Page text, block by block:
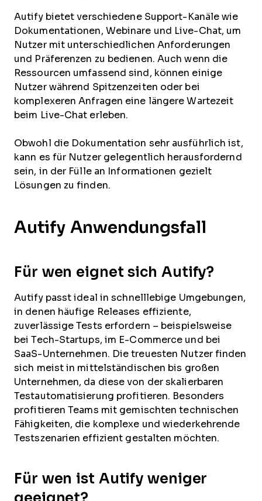
Autify bietet verschiedene Support-Kanäle wie
Dokumentationen, Webinare und Live-Chat, um
Nutzer mit unterschiedlichen Anforderungen
und Präferenzen zu bedienen. Auch wenn die
Ressourcen umfassend sind, können einige
Nutzer während Spitzenzeiten oder bei
komplexeren Anfragen eine längere Wartezeit
beim Live-Chat erleben.
Obwohl die Dokumentation sehr ausführlich ist,
kann es für Nutzer gelegentlich herausfordernd
sein, in der Fülle an Informationen gezielt
Lösungen zu finden.
Autify Anwendungsfall
Für wen eignet sich Autify?
Autify passt ideal in schnelllebige Umgebungen,
in denen häufige Releases effiziente,
zuverlässige Tests erfordern – beispielsweise
bei Tech-Startups, im E-Commerce und bei
SaaS-Unternehmen. Die treuesten Nutzer finden
sich meist in mittelständischen bis großen
Unternehmen, da diese von der skalierbaren
Testautomatisierung profitieren. Besonders
profitieren Teams mit gemischten technischen
Fähigkeiten, die komplexe und wiederkehrende
Testszenarien effizient gestalten möchten.
Für wen ist Autify weniger